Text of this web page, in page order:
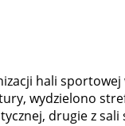
hali
wydzielono
drugie z sali